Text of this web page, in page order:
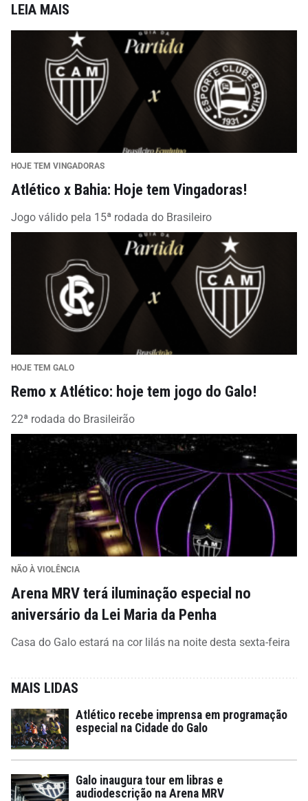
LEIA MAIS
HOJE TEM VINGADORAS
Atlético x Bahia: Hoje tem Vingadoras!
Jogo válido pela 15ª rodada do Brasileiro
HOJE TEM GALO
Remo x Atlético: hoje tem jogo do Galo!
22ª rodada do Brasileirão
NÃO À VIOLÊNCIA
Arena MRV terá iluminação especial no
aniversário da Lei Maria da Penha
Casa do Galo estará na cor lilás na noite desta sexta-feira
MAIS LIDAS
Atlético recebe imprensa em programação
especial na Cidade do Galo
Galo inaugura tour em libras e
audiodescrição na Arena MRV